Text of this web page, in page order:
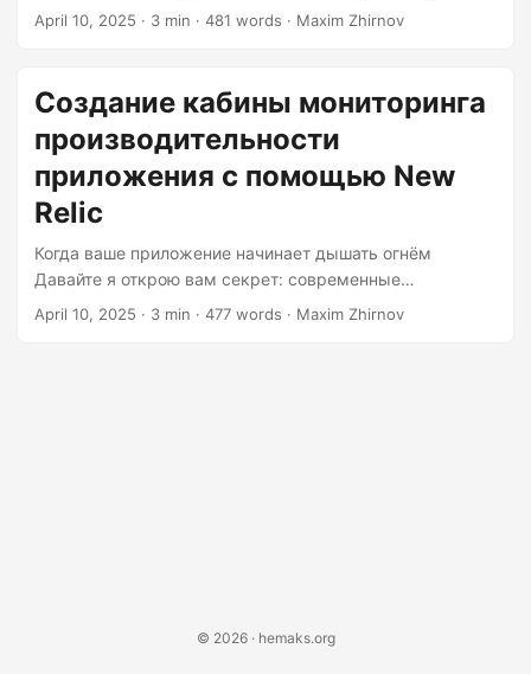
when tamed, but prone to setting your infrastructure on fire
wields distributed tracing and 780+ integrations. Step 1:
Agent Installation - The Dragon Taming 101 First, we need
to implant a tiny monitoring chip in our fiery beast....
April 10, 2025 · 3 min · 481 words · Maxim Zhirnov
Создание кабины мониторинга
производительности
приложения с помощью New
Relic
Когда ваше приложение начинает дышать огнём
Давайте я открою вам секрет: современные
приложения подобны драконам. Прекрасны, когда
April 10, 2025 · 3 min · 477 words · Maxim Zhirnov
© 2026 · hemaks.org